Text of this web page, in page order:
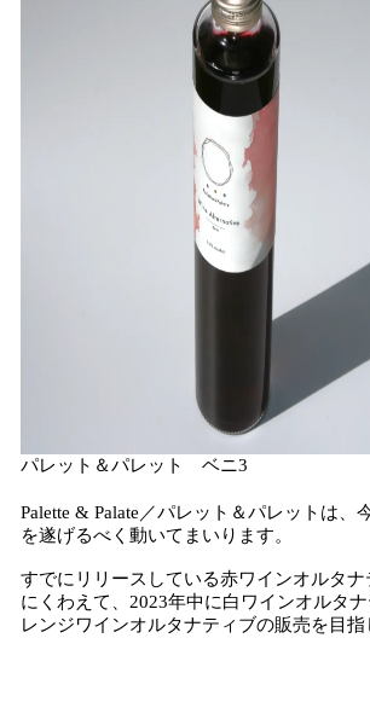
パレット＆パレット ベニ3
Palette & Palate／パレット＆パレットは、
を遂げるべく動いてまいります。
すでにリリースしている赤ワインオルタナ
にくわえて、2023年中に白ワインオルタ
レンジワインオルタナティブの販売を目指